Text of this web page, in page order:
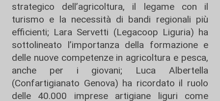
strategico dell’agricoltura, il legame con il
turismo e la necessità di bandi regionali più
efficienti; Lara Servetti (Legacoop Liguria) ha
sottolineato l’importanza della formazione e
delle nuove competenze in agricoltura e pesca,
anche per i giovani; Luca Albertella
(Confartigianato Genova) ha ricordato il ruolo
delle 40.000 imprese artigiane liguri come